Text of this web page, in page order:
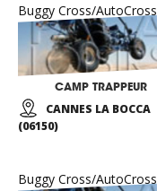
Buggy Cross/AutoCross
CAMP TRAPPEUR
CANNES LA BOCCA
(06150)
Buggy Cross/AutoCross